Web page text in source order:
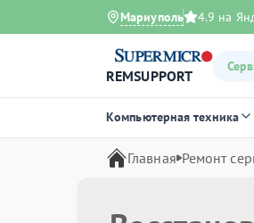
Мариуполь 4.9 на
REMSUPPORT
Компьютерная техника
Главная Ремонт